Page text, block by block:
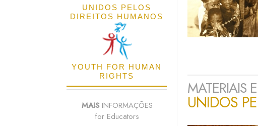
MATERIAIS
UNIDOS
UNIDOS PELOS
DIREITOS HUMANOS
YOUTH FOR HUMAN
RIGHTS
MAIS INFORMAÇÕES
for Educators